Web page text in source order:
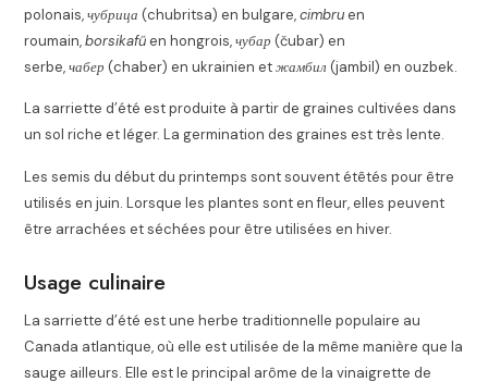
polonais,чубрица (chubritsa) en bulgare,cimbruen
roumain,borsikafűen hongrois,чубар (čubar) en
serbe,чабер (chaber) en ukrainien etжамбил(jambil) en ouzbek.
La sarriette d’été est produite à partir de graines cultivées dans
un sol riche et léger. La germination des graines est très lente.
Les semis du début du printemps sont souvent étêtés pour être
utilisés en juin. Lorsque les plantes sont en fleur, elles peuvent
être arrachées et séchées pour être utilisées en hiver.
Usage culinaire
La sarriette d’été est une herbe traditionnelle populaire au
Canada atlantique, où elle est utilisée de la même manière que la
sauge ailleurs. Elle est le principal arôme de la vinaigrette de